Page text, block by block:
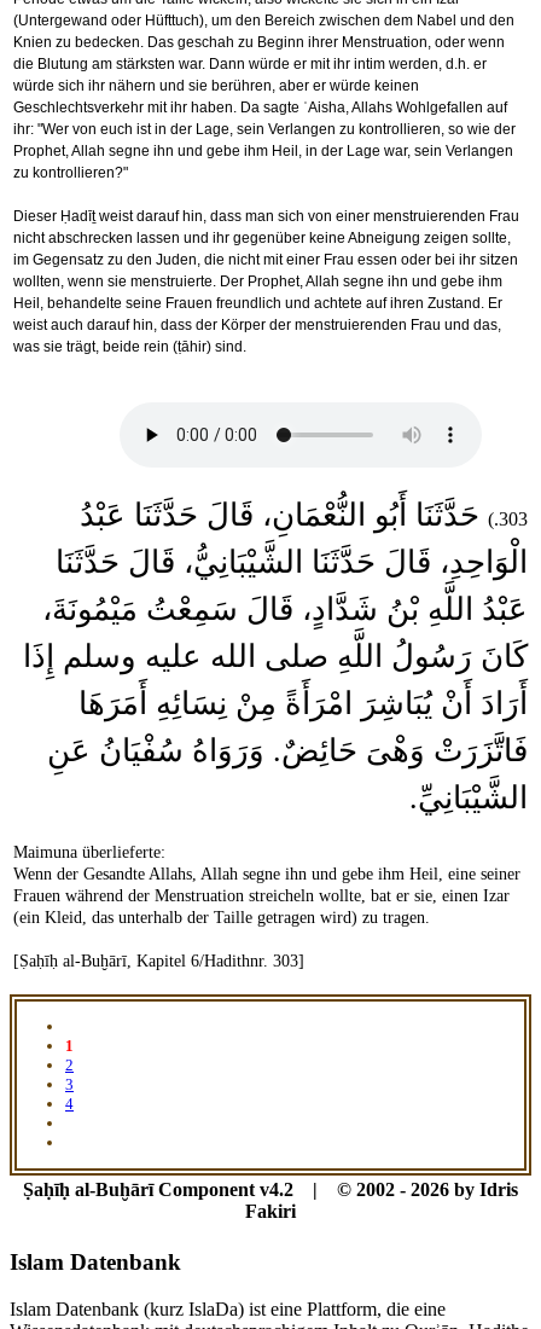
(Untergewand oder Hüfttuch), um den Bereich zwischen dem Nabel und den
Knien zu bedecken. Das geschah zu Beginn ihrer Menstruation, oder wenn
die Blutung am stärksten war. Dann würde er mit ihr intim werden, d.h. er
würde sich ihr nähern und sie berühren, aber er würde keinen
Geschlechtsverkehr mit ihr haben. Da sagte ʿAisha, Allahs Wohlgefallen auf
ihr: "Wer von euch ist in der Lage, sein Verlangen zu kontrollieren, so wie der
Prophet, Allah segne ihn und gebe ihm Heil, in der Lage war, sein Verlangen
zu kontrollieren?"
Dieser Ḥadīṯ weist darauf hin, dass man sich von einer menstruierenden Frau
nicht abschrecken lassen und ihr gegenüber keine Abneigung zeigen sollte,
im Gegensatz zu den Juden, die nicht mit einer Frau essen oder bei ihr sitzen
wollten, wenn sie menstruierte. Der Prophet, Allah segne ihn und gebe ihm
Heil, behandelte seine Frauen freundlich und achtete auf ihren Zustand. Er
weist auch darauf hin, dass der Körper der menstruierenden Frau und das,
was sie trägt, beide rein (ṭāhir) sind.
303.)
حَدَّثَنَا أَبُو النُّعْمَانِ، قَالَ حَدَّثَنَا عَبْدُ
الْوَاحِدِ، قَالَ حَدَّثَنَا الشَّيْبَانِيُّ، قَالَ حَدَّثَنَا
عَبْدُ اللَّهِ بْنُ شَدَّادٍ، قَالَ سَمِعْتُ مَيْمُونَةَ،
كَانَ رَسُولُ اللَّهِ صلى الله عليه وسلم إِذَا
أَرَادَ أَنْ يُبَاشِرَ امْرَأَةً مِنْ نِسَائِهِ أَمَرَهَا
فَاتَّزَرَتْ وَهْىَ حَائِضٌ‏.‏ وَرَوَاهُ سُفْيَانُ عَنِ
الشَّيْبَانِيِّ‏.‏
Maimuna überlieferte:
Wenn der Gesandte Allahs, Allah segne ihn und gebe ihm Heil, eine seiner
Frauen während der Menstruation streicheln wollte, bat er sie, einen Izar
(ein Kleid, das unterhalb der Taille getragen wird) zu tragen.
[Ṣaḥīḥ al-Buḫārī, Kapitel 6/Hadithnr. 303]
1
2
3
4
Ṣaḥīḥ al-Buḫārī Component v4.2 | © 2002 - 2026 by Idris
Fakiri
Islam Datenbank
Islam Datenbank (kurz IslaDa) ist eine Plattform, die eine